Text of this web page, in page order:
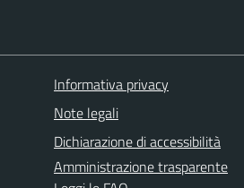
Informativa privacy
Note legali
Dichiarazione di accessibilità
Amministrazione trasparente